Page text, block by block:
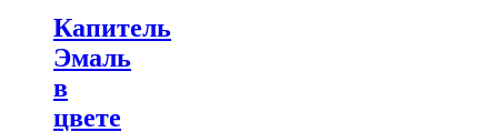
Капитель
Эмаль
в
цвете